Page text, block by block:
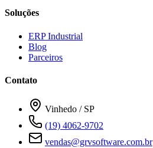
Soluções
ERP Industrial
Blog
Parceiros
Contato
Vinhedo / SP
(19) 4062-9702
vendas@grvsoftware.com.br